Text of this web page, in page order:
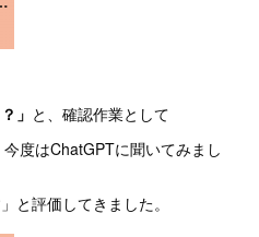
」 と、確認作業として
度はChatGPTに聞いてみまし
と評価してきました。